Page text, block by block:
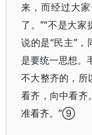
来，而经过大
了。”“不是大
说的是“民主”，
是要统一思想。
不大整齐的，所
看齐，向中看齐
准看齐。”⑨